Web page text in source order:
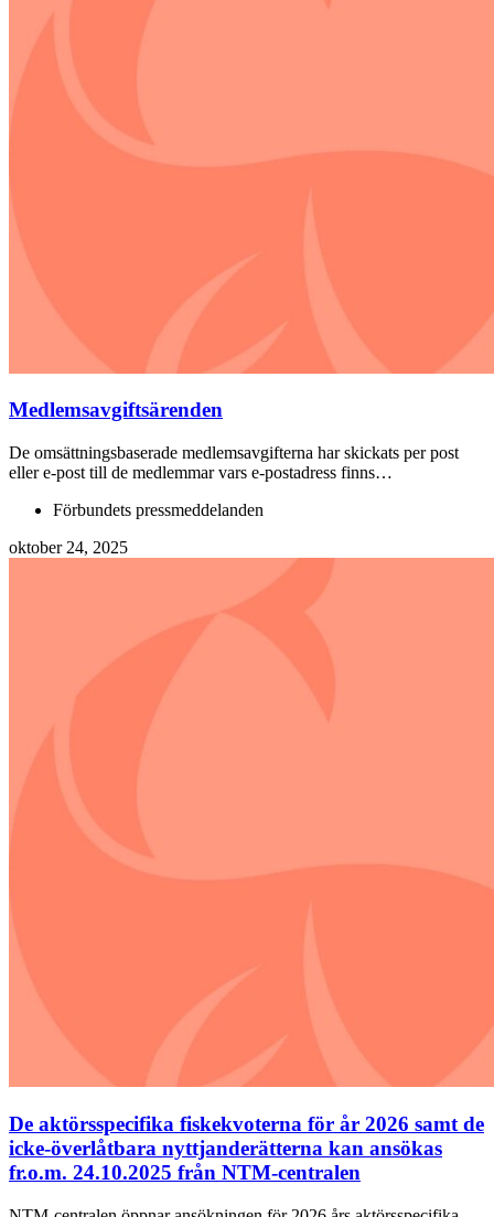
Medlemsavgiftsärenden
De omsättningsbaserade medlemsavgifterna har skickats per post
eller e-post till de medlemmar vars e-postadress finns…
Förbundets pressmeddelanden
oktober 24, 2025
De aktörsspecifika fiskekvoterna för år 2026 samt de
icke-överlåtbara nyttjanderätterna kan ansökas
fr.o.m. 24.10.2025 från NTM-centralen